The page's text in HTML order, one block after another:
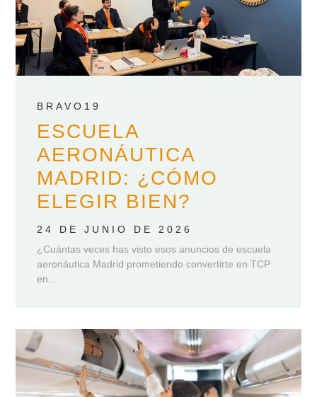
BRAVO19
ESCUELA
AERONÁUTICA
MADRID: ¿CÓMO
ELEGIR BIEN?
24 DE JUNIO DE 2026
¿Cuántas veces has visto esos anuncios de escuela
aeronáutica Madrid prometiendo convertirte en TCP
en...